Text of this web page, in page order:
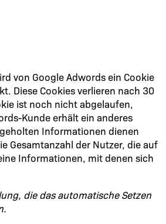
von Google Adwords ein Cookie
Diese Cookies verlieren nach 30
ist noch nicht abgelaufen,
Kunde erhält ein anderes
Informationen dienen
Gesamtanzahl der Nutzer, die auf
Informationen, mit denen sich
die das automatische Setzen